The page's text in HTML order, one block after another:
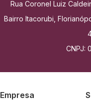
Rua Coronel Luiz
Bairro Itacorubi,
CNPJ:
Empresa